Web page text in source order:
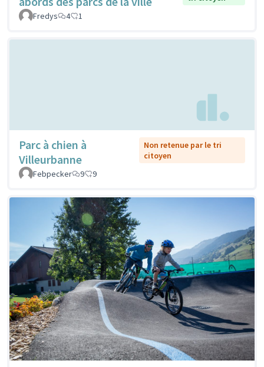
Fredys
4 1
Parc à chien à
Villeurbanne
Non retenue par le tri
citoyen
Febpecker
9 9